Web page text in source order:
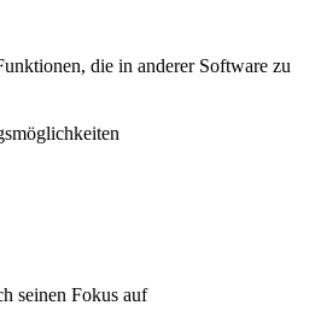
die in anderer Software zu
seinen Fokus auf